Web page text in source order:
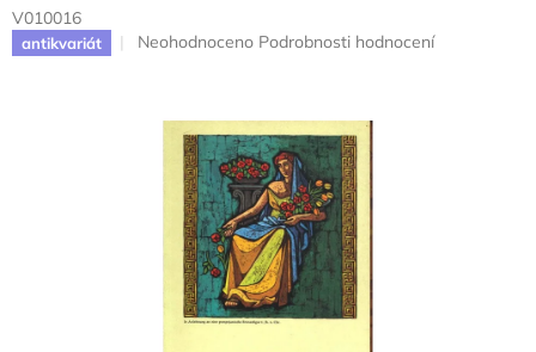
V010016
antikvariát
Průměrné
hvězdiček.
Neohodnoceno Podrobnosti hodnocení